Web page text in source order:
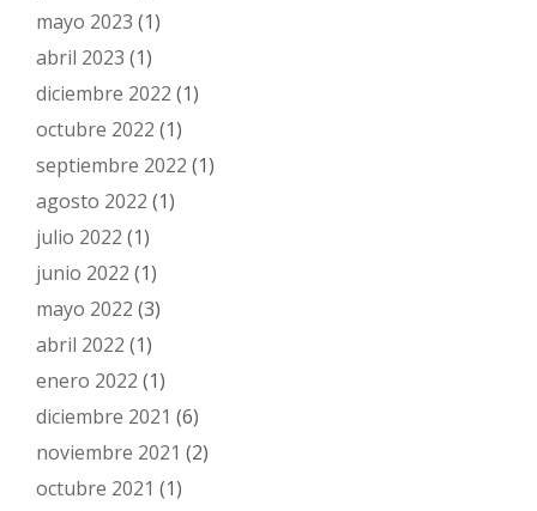
mayo 2023 (1)
abril 2023 (1)
diciembre 2022 (1)
octubre 2022 (1)
septiembre 2022 (1)
agosto 2022 (1)
julio 2022 (1)
junio 2022 (1)
mayo 2022 (3)
abril 2022 (1)
enero 2022 (1)
diciembre 2021 (6)
noviembre 2021 (2)
octubre 2021 (1)